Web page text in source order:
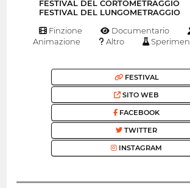
FESTIVAL DEL CORTOMETRAGGIO
FESTIVAL DEL LUNGOMETRAGGIO
Finzione
Documentario
Animazione
Altro
FESTIVAL
SITO WEB
FACEBOOK
TWITTER
INSTAGRAM